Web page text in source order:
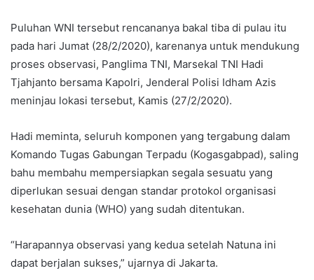
Puluhan WNI tersebut rencananya bakal tiba di pulau itu
pada hari Jumat (28/2/2020), karenanya untuk mendukung
proses observasi, Panglima TNI, Marsekal TNI Hadi
Tjahjanto bersama Kapolri, Jenderal Polisi Idham Azis
meninjau lokasi tersebut, Kamis (27/2/2020).
Hadi meminta, seluruh komponen yang tergabung dalam
Komando Tugas Gabungan Terpadu (Kogasgabpad), saling
bahu membahu mempersiapkan segala sesuatu yang
diperlukan sesuai dengan standar protokol organisasi
kesehatan dunia (WHO) yang sudah ditentukan.
“Harapannya observasi yang kedua setelah Natuna ini
dapat berjalan sukses,” ujarnya di Jakarta.